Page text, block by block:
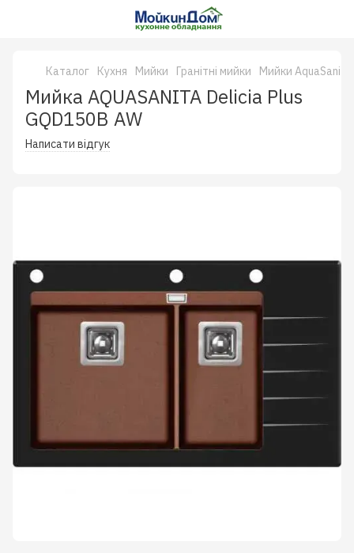
Каталог Кухня Мийки Гранітні мийки Мийки AquaSanita
Мийка AQUASANITA Delicia Plus
GQD150B AW
Написати відгук